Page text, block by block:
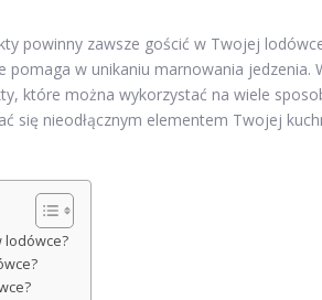
powinny zawsze gościć w Twojej
w unikaniu marnowania jedzenia.
które można wykorzystać na wiele
się nieodłącznym elementem Twojej
lodówce?